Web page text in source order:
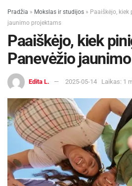
Pradžia » Mokslas ir studijos » Paaiškėjo,
jaunimo projektams
Paaiškėjo, kiek
Panevėžio
Edita L. 2025-05-14 Laikas: 1